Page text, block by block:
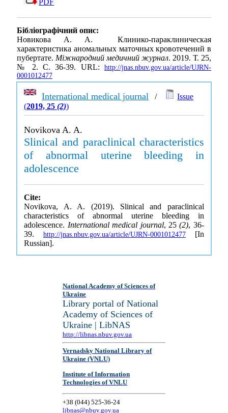
PDF
Бібліографічний опис:
Новикова А. А. Клинико-параклиническая
характеристика аномальных маточных кровотечений в
пубертате. Міжнародний медичний журнал. 2019. Т. 25,
№ 2. С. 36-39. URL: http://jnas.nbuv.gov.ua/article/UJRN-
0001012477
International medical journal /
Issue
(2019, 25(2))
Novikova A. A.
Slinical and paraclinical characteristics
of abnormal uterine bleeding in
adolescence
Cite:
Novikova, A. A. (2019). Slinical and paraclinical
characteristics of abnormal uterine bleeding in
adolescence. International medical journal, 25(2), 36-
39. http://jnas.nbuv.gov.ua/article/UJRN-0001012477 [In
Russian].
National Academy of Sciences of
Ukraine
Library portal of National
Academy of Sciences of
Ukraine | LibNAS
http://libnas.nbuv.gov.ua
Vernadsky National Library of
Ukraine (VNLU)
Institute of Information
Technologies of VNLU
+38 (044) 525-36-24
libnas@nbuv.gov.ua